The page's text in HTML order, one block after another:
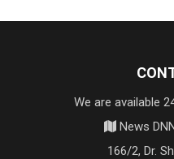
We are available
News
166/2, Dr.